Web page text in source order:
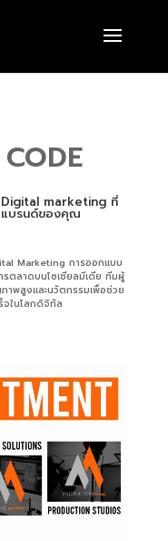
CODE
Digital marketing ที่
แบรนด์ของคุณ
Marketing การออกแบบ
รตลาดบนโซเชียลมีเดีย ทีมผู้
าพสูงและนวัตกรรมเพื่อช่วย
จในโลกดิจิทัล